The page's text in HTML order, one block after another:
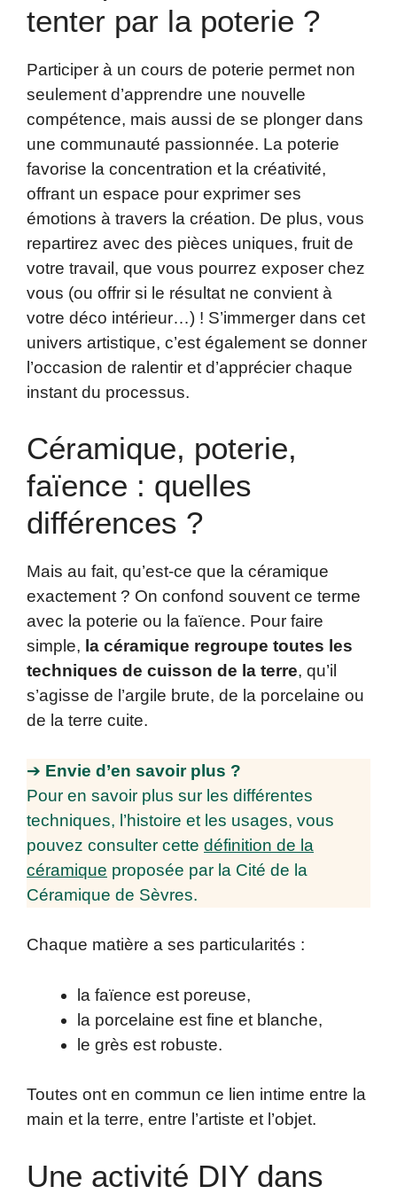
tenter par la poterie ?
Participer à un cours de poterie permet non
seulement d’apprendre une nouvelle
compétence, mais aussi de se plonger dans
une communauté passionnée. La poterie
favorise la concentration et la créativité,
offrant un espace pour exprimer ses
émotions à travers la création. De plus, vous
repartirez avec des pièces uniques, fruit de
votre travail, que vous pourrez exposer chez
vous (ou offrir si le résultat ne convient à
votre déco intérieur…) ! S’immerger dans cet
univers artistique, c’est également se donner
l’occasion de ralentir et d’apprécier chaque
instant du processus.
Céramique, poterie,
faïence : quelles
différences ?
Mais au fait, qu’est-ce que la céramique
exactement ? On confond souvent ce terme
avec la poterie ou la faïence. Pour faire
simple, la céramique regroupe toutes les
techniques de cuisson de la terre, qu’il
s’agisse de l’argile brute, de la porcelaine ou
de la terre cuite.
➔ Envie d’en savoir plus ?
Pour en savoir plus sur les différentes
techniques, l’histoire et les usages, vous
pouvez consulter cette définition de la
céramique proposée par la Cité de la
Céramique de Sèvres.
Chaque matière a ses particularités :
la faïence est poreuse,
la porcelaine est fine et blanche,
le grès est robuste.
Toutes ont en commun ce lien intime entre la
main et la terre, entre l’artiste et l’objet.
Une activité DIY dans